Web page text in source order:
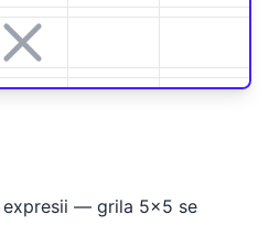
expresii — grila 5x5 se